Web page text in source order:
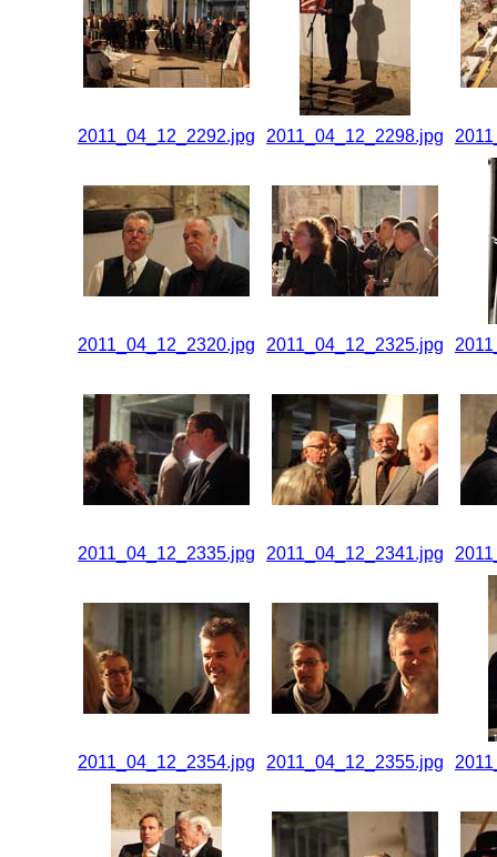
2011_04_12_2292.jpg 2011_04_12_2298.jpg
2011_04_12_2320.jpg 2011_04_12_2325.jpg
2011_04_12_2335.jpg 2011_04_12_2341.jpg
2011_04_12_2354.jpg 2011_04_12_2355.jpg